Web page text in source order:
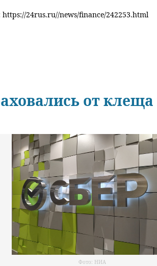
24rus.ru//news/finance/242253.html
от
Фото: НИА